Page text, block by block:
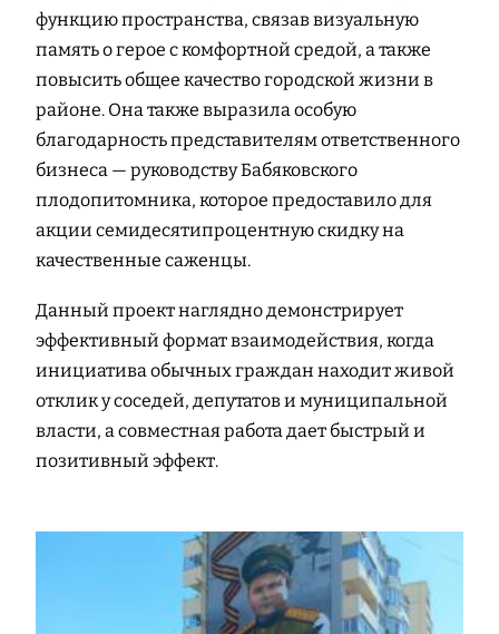
функцию пространства, связав визуальную
память о герое с комфортной средой, а также
повысить общее качество городской жизни в
районе. Она также выразила особую
благодарность представителям ответственного
бизнеса — руководству Бабяковского
плодопитомника, которое предоставило для
акции семидесятипроцентную скидку на
качественные саженцы.
Данный проект наглядно демонстрирует
эффективный формат взаимодействия, когда
инициатива обычных граждан находит живой
отклик у соседей, депутатов и муниципальной
власти, а совместная работа дает быстрый и
позитивный эффект.